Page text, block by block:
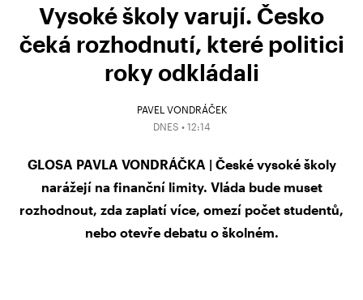
Vysoké školy varují. Česko
čeká rozhodnutí, které politici
roky odkládali
PAVEL VONDRÁČEK
DNES • 12:14
GLOSA PAVLA VONDRÁČKA | České vysoké školy
narážejí na finanční limity. Vláda bude muset
rozhodnout, zda zaplatí více, omezí počet studentů,
nebo otevře debatu o školném.